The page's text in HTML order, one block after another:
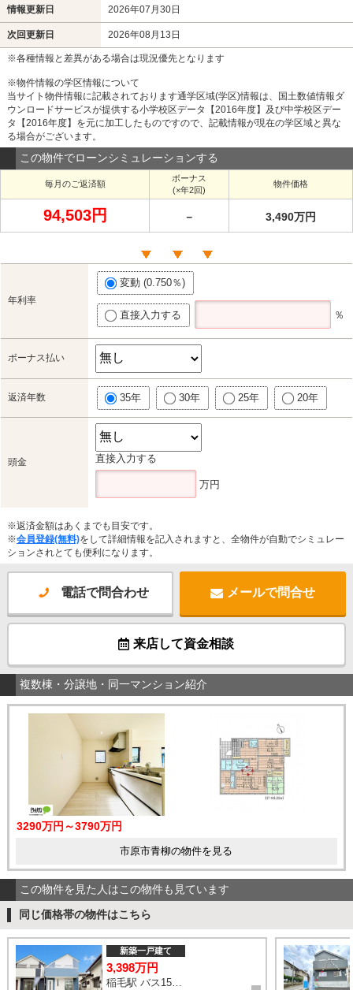
情報更新日 2026年07月30日
次回更新日 2026年08月13日
※各種情報と差異がある場合は現況優先となります
※物件情報の学区情報について
当サイト物件情報に記載されております通学区域(学区)情報は、国土数値情報ダ
ウンロードサービスが提供する小学校区データ【2016年度】及び中学校区デー
タ【2016年度】を元に加工したものですので、記載情報が現在の学区域と異な
る場合がございます。
この物件でローンシミュレーションする
毎月のご返済額
ボーナス
(×年2回)
物件価格
94,503円 － 3,490万円
年利率
変動 (0.750％)
直接入力する ％
ボーナス払い
返済年数 35年 30年 25年 20年
頭金 直接入力する
万円
※返済金額はあくまでも目安です。
※会員登録(無料)をして詳細情報を記入されますと、全物件が自動でシミュレー
ションされとても便利になります。
電話で問合わせ メールで問合せ
来店して資金相談
複数棟・分譲地・同一マンション紹介
3290万円～3790万円
市原市青柳の物件を見る
この物件を見た人はこの物件も見ています
同じ価格帯の物件はこちら
新築一戸建て
3,398万円
稲毛駅 バス15分 停歩3分